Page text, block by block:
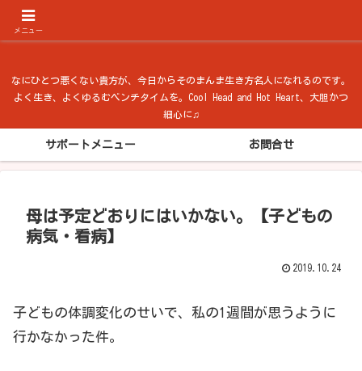
なにひとつ悪くない貴方が、今日からそのまんま生き方名人になれるのです。
よく生き、よくゆるむベンチタイムを。Cool Head and Hot Heart、大胆かつ
細心に♫
サポートメニュー お問合せ
母は予定どおりにはいかない。【子どもの
病気・看病】
2019.10.24
子どもの体調変化のせいで、私の1週間が思うように
行かなかった件。
メニュー